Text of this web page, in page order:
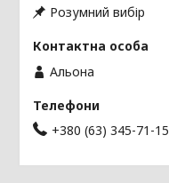
Розумний вибір
Альона
+380 (63) 345-71-15